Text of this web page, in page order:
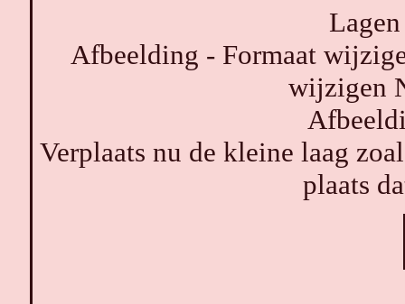
Afbeelding - Formaat
wijzigen
Verplaats nu de kleine laag
plaats